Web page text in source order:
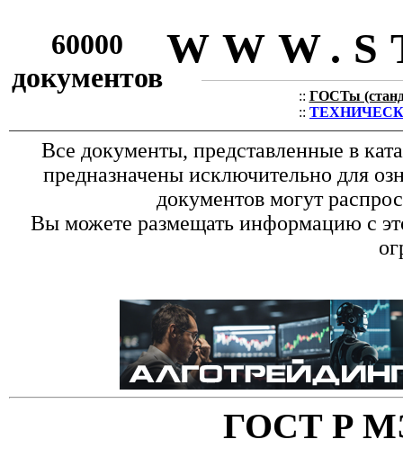
60000
документов
:: ГОСТы
::
Все документы, представленные в
предназначены исключительно для
документов могут
Вы можете размещать информацию с
ГОСТ Р